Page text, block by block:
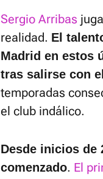
Sergio Arribas
realidad. El
Madrid en estos
tras salirse con
temporadas
el club indálico.
Desde inicios de
comenzado. El